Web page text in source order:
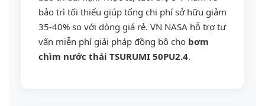
bảo trì tối thiểu giúp tổng chi phí sở hữu giảm
35-40% so với dòng giá rẻ. VN NASA hỗ trợ tư
vấn miễn phí giải pháp đồng bộ cho bơm
chìm nước thải TSURUMI 50PU2.4.